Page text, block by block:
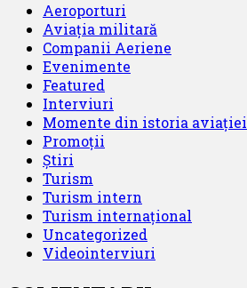
Aeroporturi
Aviația militară
Companii Aeriene
Evenimente
Featured
Interviuri
Momente din istoria aviației
Promoții
Știri
Turism
Turism intern
Turism internațional
Uncategorized
Videointerviuri